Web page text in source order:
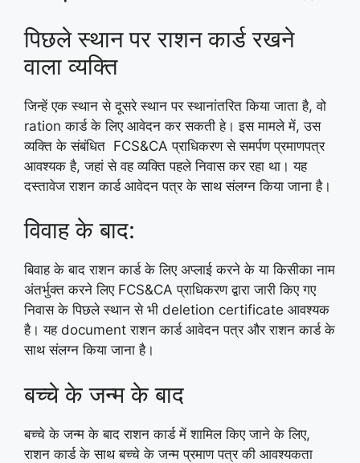
पिछले स्थान पर राशन कार्ड रखने
वाला व्यक्ति
जिन्हें एक स्थान से दूसरे स्थान पर स्थानांतरित किया जाता है, वो
ration कार्ड के लिए आवेदन कर सकती हे। इस मामले में, उस
व्यक्ति के संबंधित FCS&CA प्राधिकरण से समर्पण प्रमाणपत्र
आवश्यक है, जहां से वह व्यक्ति पहले निवास कर रहा था। यह
दस्तावेज राशन कार्ड आवेदन पत्र के साथ संलग्न किया जाना है।
विवाह के बाद:
बिवाह के बाद राशन कार्ड के लिए अप्लाई करने के या किसीका नाम
अंतर्भुक्त करने लिए FCS&CA प्राधिकरण द्वारा जारी किए गए
निवास के पिछले स्थान से भी deletion certificate आवश्यक
है। यह document राशन कार्ड आवेदन पत्र और राशन कार्ड के
साथ संलग्न किया जाना है।
बच्चे के जन्म के बाद
बच्चे के जन्म के बाद राशन कार्ड में शामिल किए जाने के लिए,
राशन कार्ड के साथ बच्चे के जन्म प्रमाण पत्र की आवश्यकता